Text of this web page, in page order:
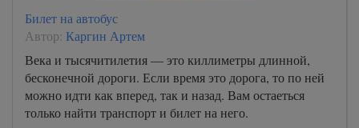
Билет на автобус
Автор: Каргин Артем
Века и тысячитилетия — это киллиметры длинной,
бесконечной дороги. Если время это дорога, то по ней
можно идти как вперед, так и назад. Вам остаеться
только найти транспорт и билет на него.